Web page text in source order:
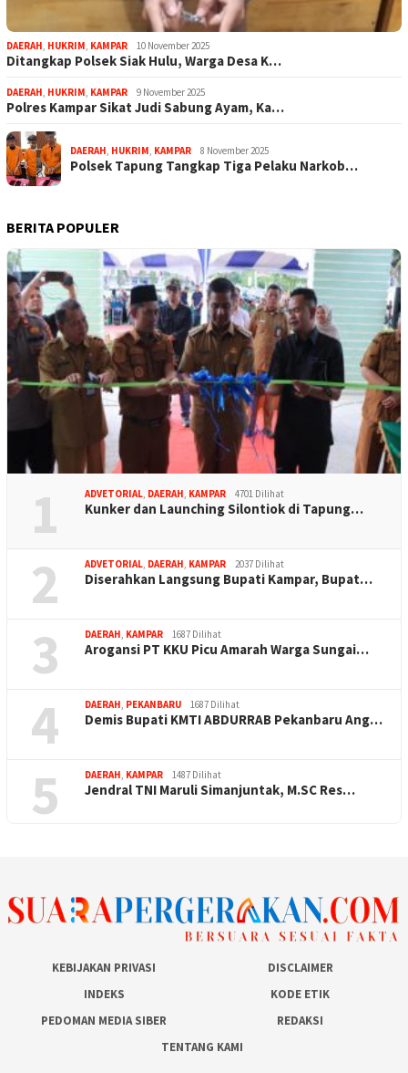
DAERAH HUKRIM KAMPAR 10 November 2025
Ditangkap Polsek Siak Hulu, Warga Desa K…
DAERAH HUKRIM KAMPAR 9 November 2025
Polres Kampar Sikat Judi Sabung Ayam, Ka…
DAERAH HUKRIM KAMPAR 8 November 2025
Polsek Tapung Tangkap Tiga Pelaku Narkob…
BERITA POPULER
1 ADVETORIAL DAERAH KAMPAR 4701 Dilihat
Kunker dan Launching Silontiok di Tapung…
2 ADVETORIAL DAERAH KAMPAR 2037 Dilihat
Diserahkan Langsung Bupati Kampar, Bupat…
3 DAERAH KAMPAR 1687 Dilihat
Arogansi PT KKU Picu Amarah Warga Sungai…
4 DAERAH PEKANBARU 1687 Dilihat
Demis Bupati KMTI ABDURRAB Pekanbaru Ang…
5 DAERAH KAMPAR 1487 Dilihat
Jendral TNI Maruli Simanjuntak, M.SC Res…
KEBIJAKAN PRIVASI
DISCLAIMER
INDEKS
KODE ETIK
PEDOMAN MEDIA SIBER
REDAKSI
TENTANG KAMI